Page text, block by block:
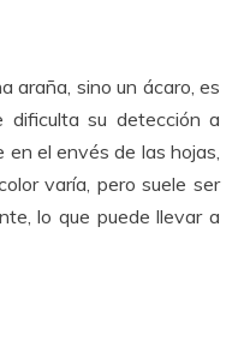
araña, sino un ácaro, es
dificulta su detección a
el envés de las hojas,
varía, pero suele ser
lo que puede llevar a